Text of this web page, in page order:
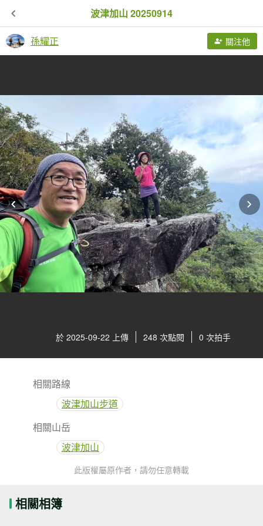
波津加山 20250914
孫耀正 關注他
於 2025-09-22 上傳 248 次點閱 0 次拍手
相關路線
波津加山步道
相關山岳
波津加山
此版權屬原作者，請勿任意轉載
相關相簿